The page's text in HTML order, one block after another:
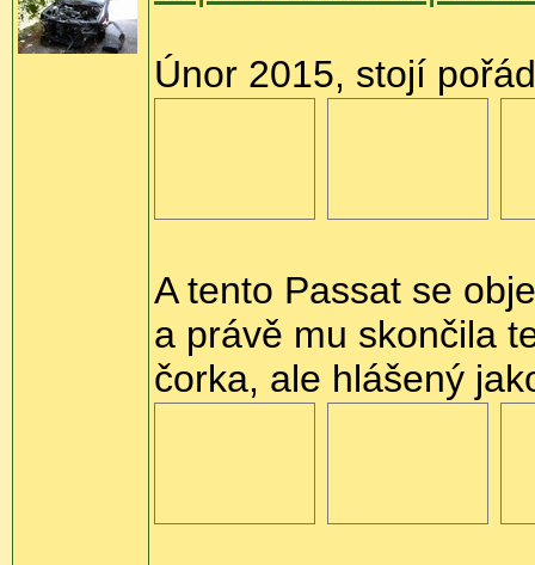
Únor 2015, stojí
A tento Passat se
a právě mu skončila
čorka, ale hlášený